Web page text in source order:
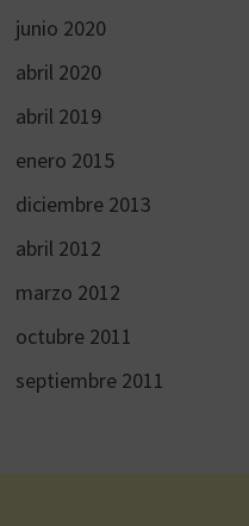
junio 2020
abril 2020
abril 2019
enero 2015
diciembre 2013
abril 2012
marzo 2012
octubre 2011
septiembre 2011